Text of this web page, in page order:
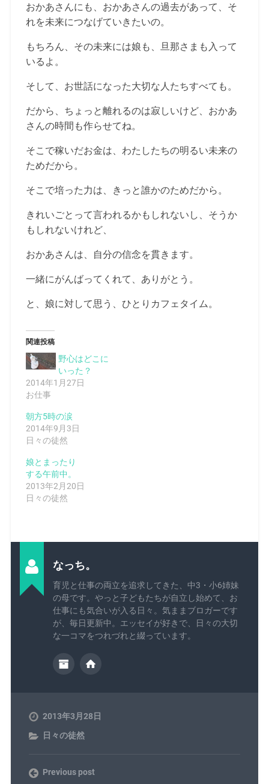
おかあさんにも、おかあさんの過去があって、そ
れを未来につなげていきたいの。
もちろん、その未来には娘も、旦那さまも入って
いるよ。
そして、お世話になった大切な人たちすべても。
だから、ちょっと離れるのは寂しいけど、おかあ
さんの時間も作らせてね。
そこで稼いだお金は、わたしたちの明るい未来の
ためだから。
そこで培った力は、きっと誰かのためだから。
きれいごとって言われるかもしれないし、そうか
もしれないけれど、
おかあさんは、自分の信念を貫きます。
一緒にがんばってくれて、ありがとう。
と、娘に対して思う、ひとりカフェタイム。
関連投稿
野心はどこに
いった？
2014年1月27日
お仕事
朝方5時の涙
2014年9月3日
日々の徒然
娘とまったり
する午前中。
2013年2月20日
日々の徒然
なっち。
育児と仕事の両立を追求してきた、中3・小6姉妹
の母です。やっと子どもたちが自立し始めて、お
仕事にも気合いが入る日々。気ままブロガーです
が、毎日更新中。エッセイが好きで、日々の大切
な一コマをつれづれと綴っています。
2013年3月28日
日々の徒然
Previous post